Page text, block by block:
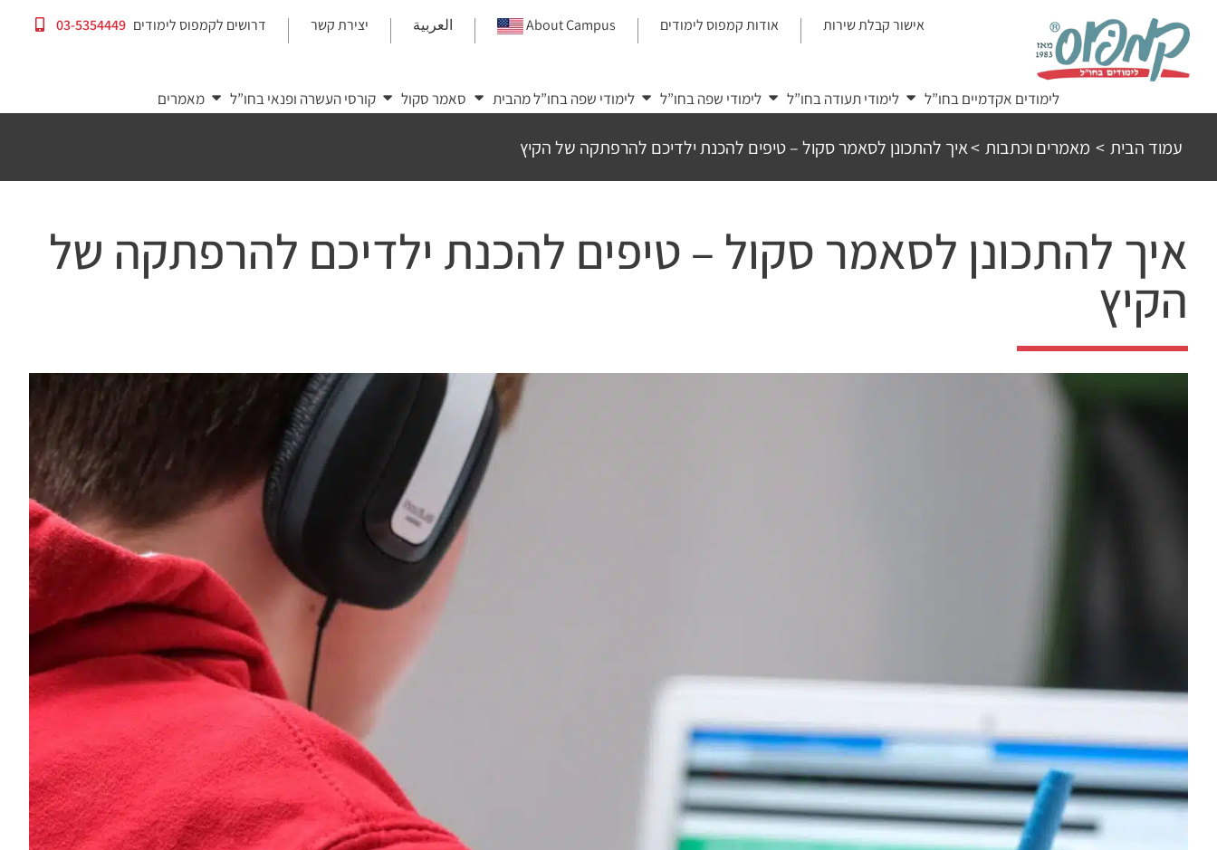
content
03-5354449 דרושים לקמפוס לימודים יצירת קשר العربية About Campus אודות קמפוס לימודים אישור קבלת שירות
לימודים אקדמיים בחו”ל לימודי תעודה בחו”ל לימודי שפה בחו”ל לימודי שפה בחו”ל מהבית סאמר סקול קורסי העשרה ופנאי בחו”ל מאמרים
עמוד הבית > מאמרים וכתבות >איך להתכונן לסאמר סקול – טיפים להכנת ילדיכם להרפתקה של הקיץ
איך להתכונן לסאמר סקול – טיפים להכנת ילדיכם להרפתקה של
הקיץ